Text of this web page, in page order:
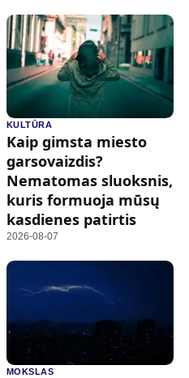
KULTŪRA
Kaip gimsta miesto
garsovaizdis?
Nematomas sluoksnis,
kuris formuoja mūsų
kasdienes patirtis
2026-08-07
MOKSLAS